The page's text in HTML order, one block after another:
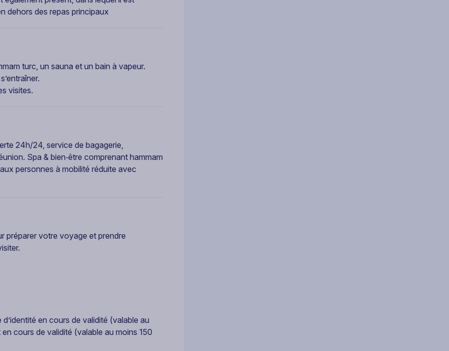
dehors des repas principaux
turc, un sauna et un bain à vapeur.
visites.
24h/24, service de bagagerie,
Spa & bien‑être comprenant hammam
personnes à mobilité réduite avec
préparer votre voyage et prendre
en cours de validité (valable au
cours de validité (valable au moins 150